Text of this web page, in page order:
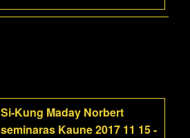
Si-Kung Maday Norbert
seminaras Kaune 2017 11 15 -